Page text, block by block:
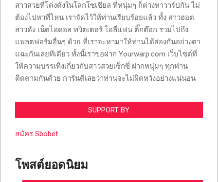
สาวสวยที่โด่งดังในโลกโซเชียล ที่หนุ่มๆ ก็ต่างหาวาร์ปกัน ไม่
ต้องไปหาที่ไหน เราจัดไว้ให้ท่านเรียบร้อยแล้ว ทั้ง สาวฮอต
สาวดัง เน็ตไอดอล ทวิตเตอร์ โอลี่แฟน ติ๊กต๊อก รวมไปถึง
แพลตฟอร์มอื่นๆ ด้วย ที่เราจะหามาให้ท่านได้ส่องกันอย่างตา
แฉะกันเลยทีเดียว ทั้งนี้เราขอฝาก Yourwarp.com เว็บไซต์ที่
ให้ความบรรเทิงเกี่ยวกับสาวสวยเซ็กซี่ ฝากหนุ่มๆ ทุกท่าน
ติดตามกันด้วย การันตีเลยว่าท่านจะไม่ผิดหวังอย่างแน่นอน
SUPPORT BY.
สมัคร Sbobet
โพสต์ยอดนิยม